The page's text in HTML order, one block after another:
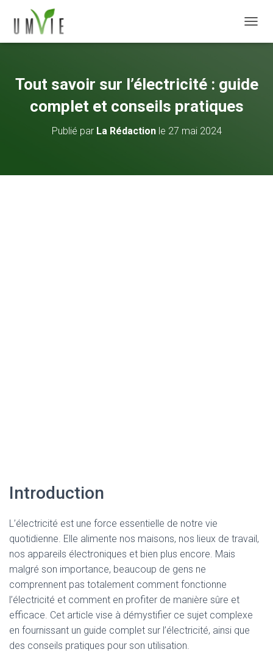
Tout savoir sur l’électricité : guide
complet et conseils pratiques
Publié par La Rédactionle 27 mai 2024
Introduction
L’électricité est une force essentielle de notre vie
quotidienne. Elle alimente nos maisons, nos lieux de travail,
nos appareils électroniques et bien plus encore. Mais
malgré son importance, beaucoup de gens ne
comprennent pas totalement comment fonctionne
l’électricité et comment en profiter de manière sûre et
efficace. Cet article vise à démystifier ce sujet complexe
en fournissant un guide complet sur l’électricité, ainsi que
des conseils pratiques pour son utilisation.